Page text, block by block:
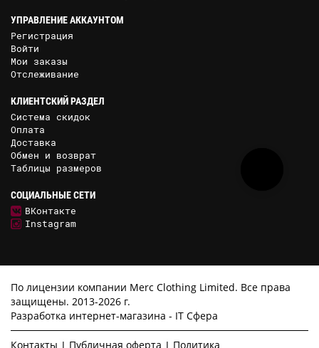
УПРАВЛЕНИЕ АККАУНТОМ
Регистрация
Войти
Мои заказы
Отслеживание
КЛИЕНТСКИЙ РАЗДЕЛ
Система скидок
Оплата
Доставка
Обмен и возврат
Таблицы размеров
СОЦИАЛЬНЫЕ СЕТИ
ВКонтакте
Instagram
По лицензии компании Merc Clothing Limited. Все права
защищены. 2013-2026 г.
Разработка интернет-магазина - IT Сфера
Контакты Публичная оферта Политика